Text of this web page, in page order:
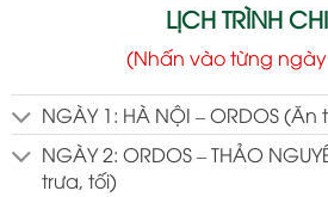
LỊCH TRÌNH CHI
(Nhấn vào từng
NGÀY 1: HÀ NỘI – ORDOS (Ăn
NGÀY 2: ORDOS – THẢO
trưa, tối)